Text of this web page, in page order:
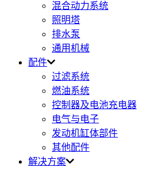
混合动力系统
照明塔
排水泵
通用机械
配件
过滤系统
燃油系统
控制器及电池充电器
电气与电子
发动机缸体部件
其他配件
解决方案